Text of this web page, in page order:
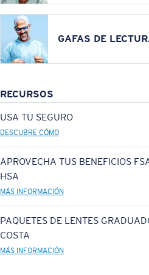
GAFAS DE
RECURSOS
USA TU SEGURO
DESCUBRE CÓMO
APROVECHA TUS BENEFICIOS
HSA
MÁS INFORMACIÓN
PAQUETES DE LENTES
COSTA
MÁS INFORMACIÓN